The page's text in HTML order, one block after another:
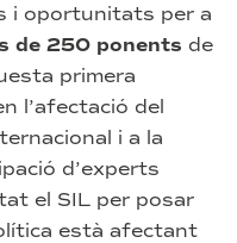
i oportunitats per a
de 250 ponents de
primera
l’afectació del
i a la
d’experts
el SIL per posar
està afectant